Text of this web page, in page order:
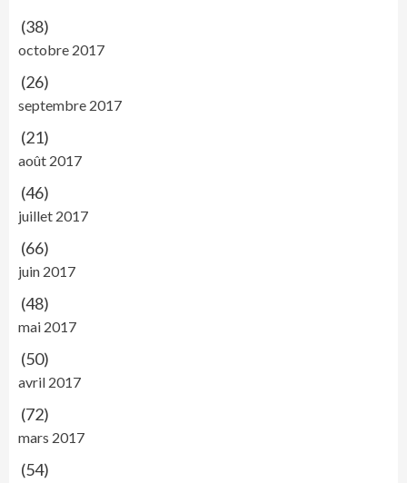
(38)
octobre 2017
(26)
septembre 2017
(21)
août 2017
(46)
juillet 2017
(66)
juin 2017
(48)
mai 2017
(50)
avril 2017
(72)
mars 2017
(54)